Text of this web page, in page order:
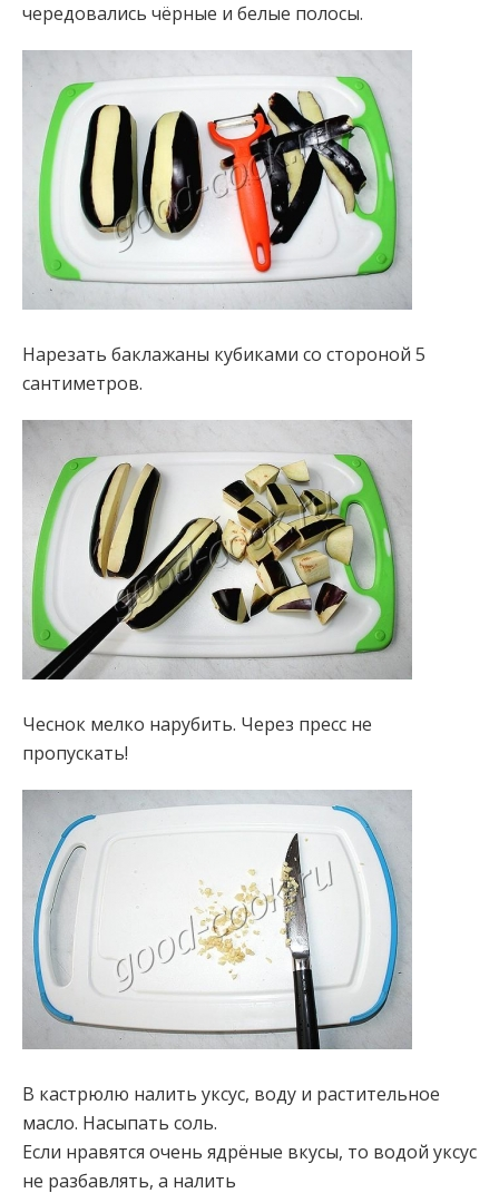
чередовались чёрные и белые полосы.
Нарезать баклажаны кубиками со стороной 5
сантиметров.
Чеснок мелко нарубить. Через пресс не
пропускать!
В кастрюлю налить уксус, воду и растительное
масло. Насыпать соль.
Если нравятся очень ядрёные вкусы, то водой уксус
не разбавлять, а налить